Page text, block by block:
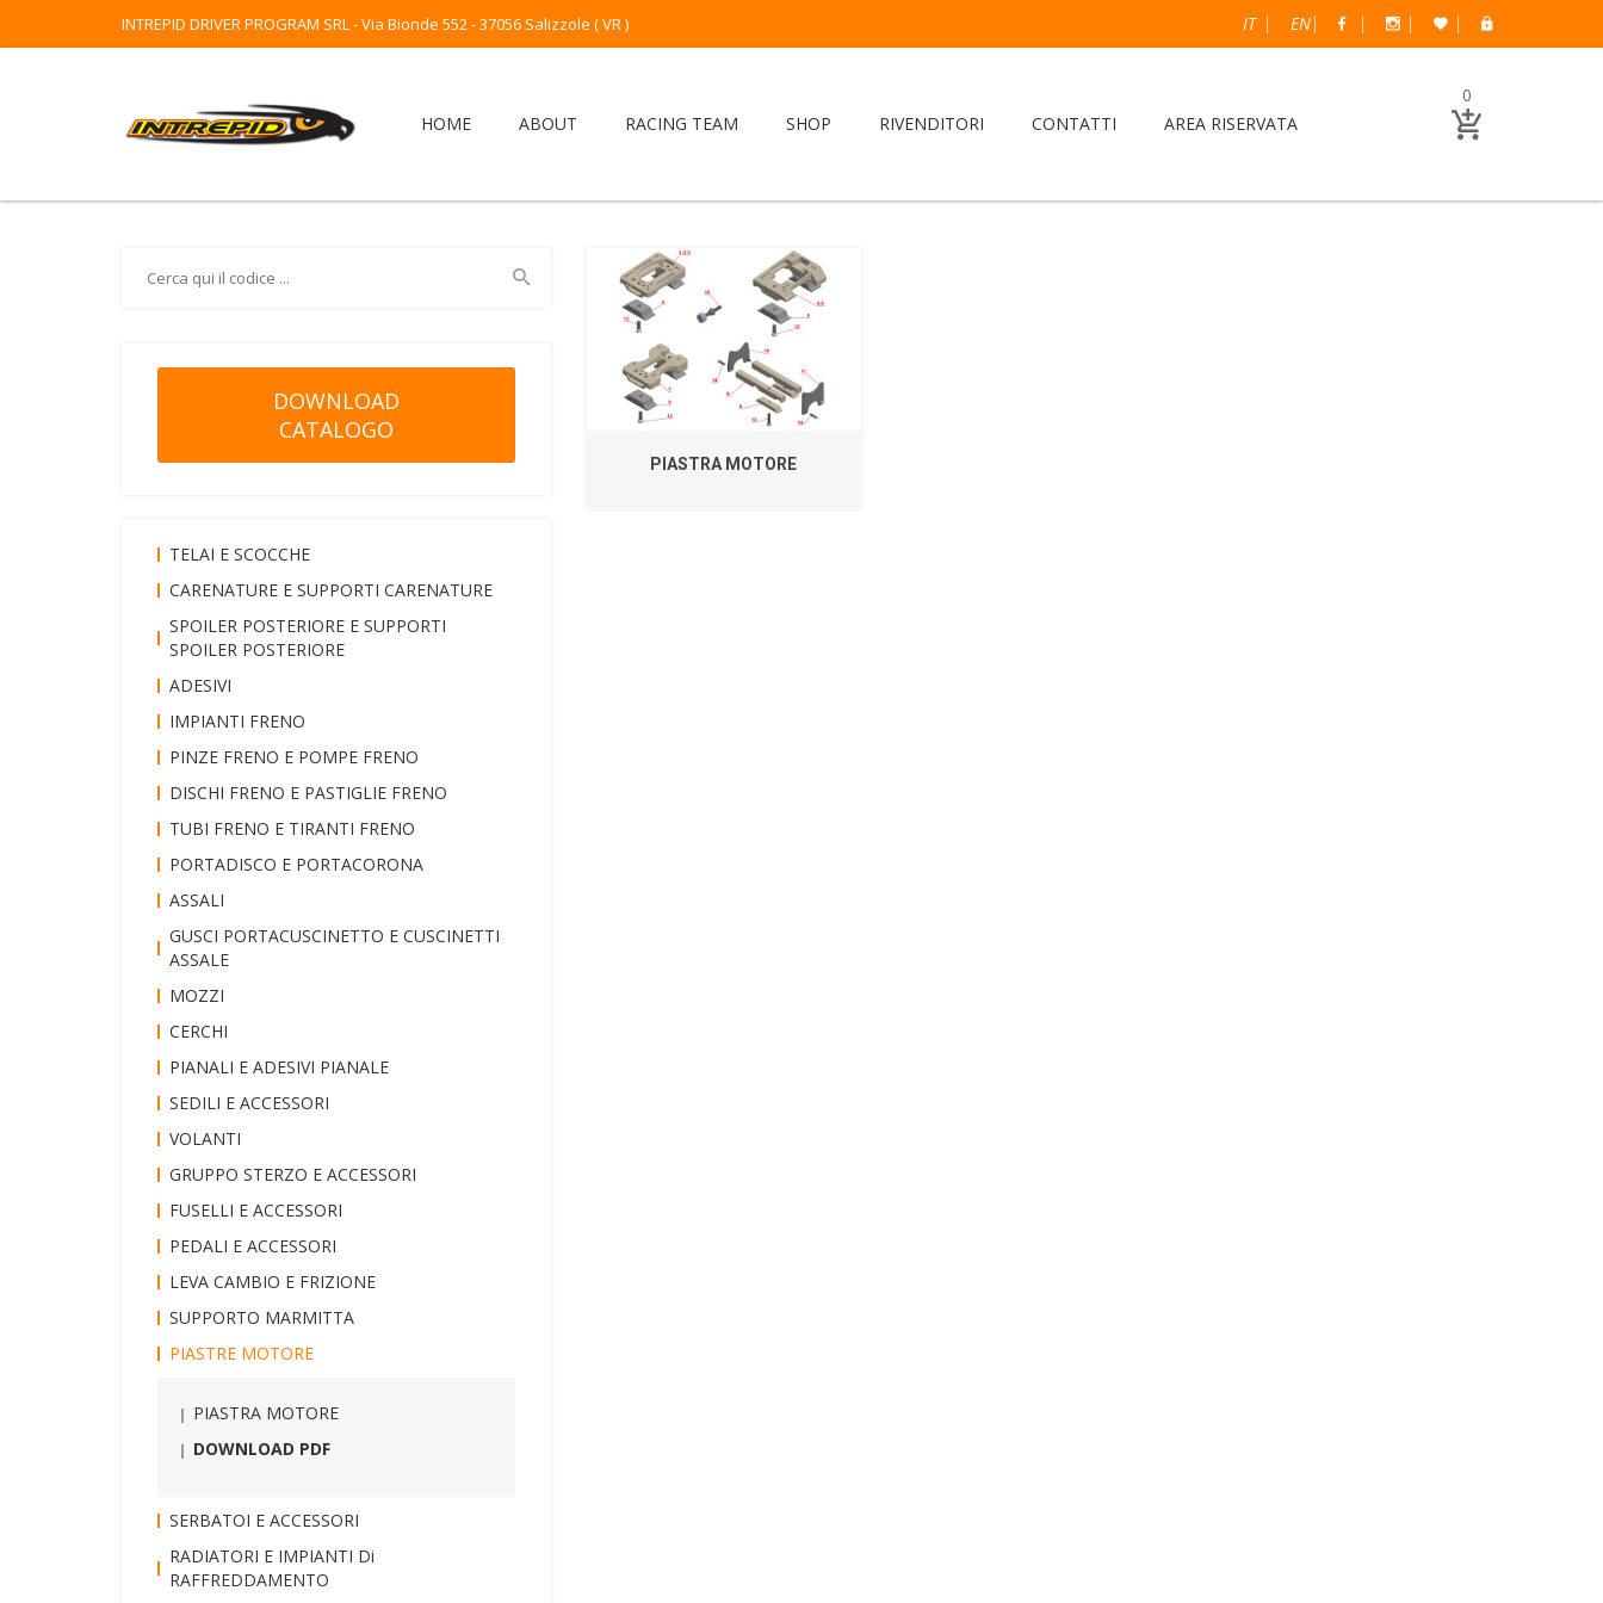
INTREPID DRIVER PROGRAM SRL - Via Bionde 552 - 37056 Salizzole ( VR ) IT EN
HOME ABOUT RACING TEAM SHOP RIVENDITORI CONTATTI AREA RISERVATA
0
PIASTRA MOTORE
DOWNLOAD
CATALOGO
TELAI E SCOCCHE
CARENATURE E SUPPORTI CARENATURE
SPOILER POSTERIORE E SUPPORTI
SPOILER POSTERIORE
ADESIVI
IMPIANTI FRENO
PINZE FRENO E POMPE FRENO
DISCHI FRENO E PASTIGLIE FRENO
TUBI FRENO E TIRANTI FRENO
PORTADISCO E PORTACORONA
ASSALI
GUSCI PORTACUSCINETTO E CUSCINETTI
ASSALE
MOZZI
CERCHI
PIANALI E ADESIVI PIANALE
SEDILI E ACCESSORI
VOLANTI
GRUPPO STERZO E ACCESSORI
FUSELLI E ACCESSORI
PEDALI E ACCESSORI
LEVA CAMBIO E FRIZIONE
SUPPORTO MARMITTA
PIASTRE MOTORE
PIASTRA MOTORE
DOWNLOAD PDF
SERBATOI E ACCESSORI
RADIATORI E IMPIANTI Di
RAFFREDDAMENTO